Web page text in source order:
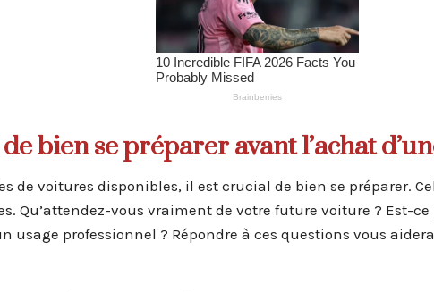
bien se préparer avant l’achat
de voitures disponibles, il est crucial de bien se préparer.
Qu’attendez-vous vraiment de votre future voiture ? Est-
usage professionnel ? Répondre à ces questions vous